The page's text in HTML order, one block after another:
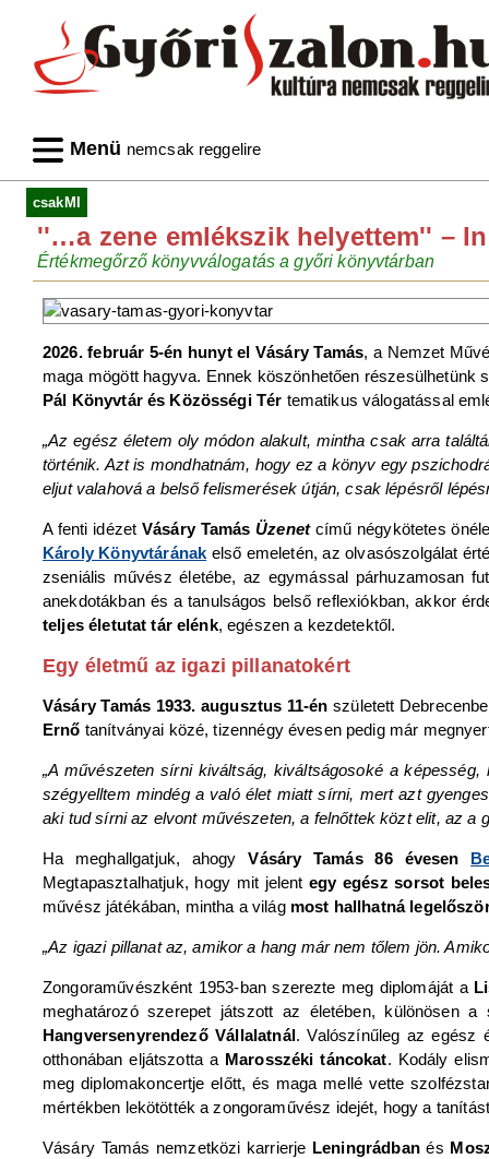
Menü nemcsak reggelire
csakMI
''…a zene emlékszik helyettem'' –
Értékmegőrző könyvválogatás a győri könyvtárban
2026. február 5-én hunyt el Vásáry Tamás, a Nemzet
maga mögött hagyva. Ennek köszönhetően
Pál Könyvtár és Közösségi Tér tematikus válogatással
„Az egész életem oly módon alakult, mintha csak arra
történik. Azt is mondhatnám, hogy ez a könyv egy
eljut valahová a belső felismerések útján, csak lépésről
A fenti idézet Vásáry TamásÜzenetcímű négykötetes
Károly Könyvtárának első emeletén, az olvasószolgálat
zseniális művész életébe, az egymással párhuzamosan
anekdotákban és a tanulságos belső reflexiókban, akkor
teljes életutat tár elénk, egészen a kezdetektől.
Egy életmű az igazi pillanatokért
Vásáry Tamás 1933. augusztus 11-én született
Ernő tanítványai közé, tizennégy évesen pedig már
„A művészeten sírni kiváltság, kiváltságosoké a
szégyelltem mindég a való élet miatt sírni, mert azt
aki tud sírni az elvont művészeten, a felnőttek közt elit, az a
Ha meghallgatjuk, ahogyVásáry Tamás 86 évesen
Megtapasztalhatjuk, hogy mit jelentegy egész sorsot
művész játékában, mintha a világ most hallhatná
„Az igazi pillanat az, amikor a hang már nem tőlem jön.
Zongoraművészként 1953-ban szerezte meg diplomáját a
meghatározó szerepet játszott az életében, különösen
Hangversenyrendező Vállalatnál. Valószínűleg az egész
otthonában eljátszotta a Marosszéki táncokat. Kodály
meg diplomakoncertje előtt, és maga mellé vette
mértékben lekötötték a zongoraművész idejét, hogy a
Vásáry Tamás nemzetközi karrierje Leningrádbanés